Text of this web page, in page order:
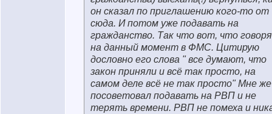
он сказал по приглашению кого-то от
сюда. И потом уже подавать на
гражданство. Так что вот, что
на данный момент в ФМС. Цитирую
дословно его слова " все думают, что
закон приняли и всё так просто, на
самом деле всё не так просто" Мне
посоветовал подавать на РВП и не
терять времени. РВП не помеха и